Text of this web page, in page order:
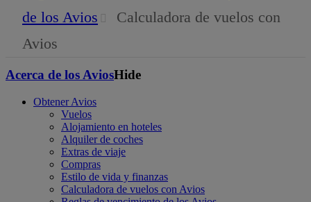
de los Avios
Calculadora de vuelos con
Avios
Acerca de los AviosHide
Obtener Avios
Vuelos
Alojamiento en hoteles
Alquiler de coches
Extras de viaje
Compras
Estilo de vida y finanzas
Calculadora de vuelos con Avios